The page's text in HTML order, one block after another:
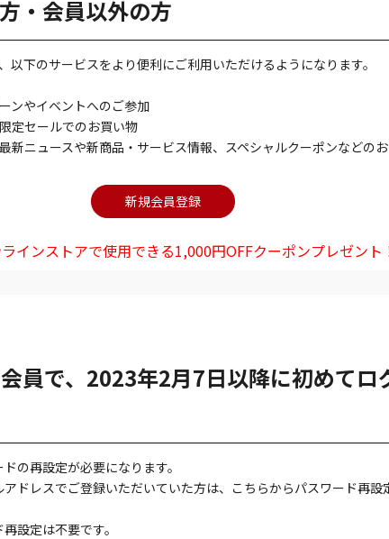
・会員以外の方
以下のサービスをより便利にご利用いただけるようになります。
ンやイベントへのご参加
定セールでのお買い物
新ニュースや新商品・サービス情報、スペシャルクーポンなどの
インストアで使用できる1,000円OFFクーポンプレゼント
員で、2023年2月7日以降に初めてロ
の再設定が必要になります。
ドレスでご登録いただいていた方は、こちらからパスワード再設
設定は不要です。